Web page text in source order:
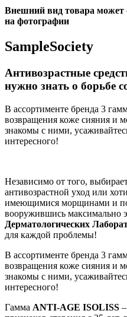
Внешний вид товара может
на фотографии
SampleSociety
Антивозрастные
нужно знать о борьбе
В ассортименте бренда 3
возвращения коже сияния и
знакомы с ними,
интересного!
Независимо от того,
антивозрастной уход или
имеющимися морщинами и
вооружившись максимально
Дерматологических
для каждой проблемы!
В ассортименте бренда 3
возвращения коже сияния и
знакомы с ними,
интересного!
Гамма ANTI-AGE ISOLISS